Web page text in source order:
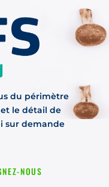
du périmètre
et le détail de
sur demande
NOUS